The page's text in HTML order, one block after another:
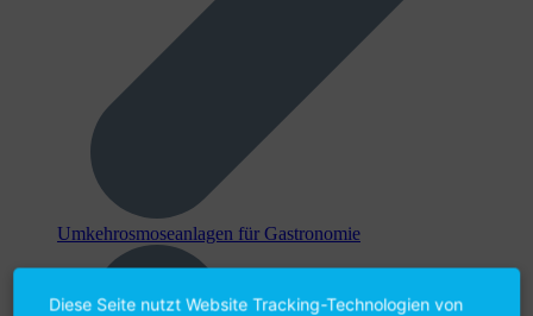
Umkehr­osmose­anlagen für Gastronomie
Diese Seite nutzt Website Tracking-Technologien von